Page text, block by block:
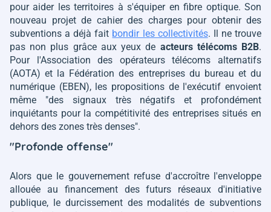
pour aider les territoires à s'équiper en fibre optique. Son
nouveau projet de cahier des charges pour obtenir des
subventions a déjà fait bondir les collectivités. Il ne trouve
pas non plus grâce aux yeux de acteurs télécoms B2B.
Pour l'Association des opérateurs télécoms alternatifs
(AOTA) et la Fédération des entreprises du bureau et du
numérique (EBEN), les propositions de l'exécutif envoient
même "des signaux très négatifs et profondément
inquiétants pour la compétitivité des entreprises situés en
dehors des zones très denses".
"Profonde offense"
Alors que le gouvernement refuse d'accroître l'enveloppe
allouée au financement des futurs réseaux d'initiative
publique, le durcissement des modalités de subventions